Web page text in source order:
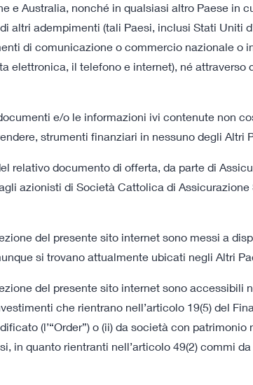
per
delle
di
e alla
e Australia, nonché in qualsiasi altro Paese in
altri adempimenti (tali Paesi, inclusi Stati Uniti
di comunicazione o commercio nazionale o
elettronica, il telefono e internet), né
e/o le informazioni ivi contenute non
strumenti finanziari in nessuno degli Altri
relativo documento di offerta, da parte di
azionisti di Società Cattolica di
del presente sito internet sono messi a
si trovano attualmente ubicati negli Altri
del presente sito internet sono accessibili
che rientrano nell’articolo 19(5) del
(l’“Order”) o (ii) da società con
quanto rientranti nell’articolo 49(2) commi da